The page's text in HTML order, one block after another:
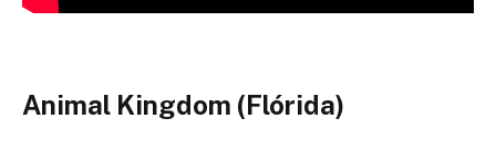
Animal Kingdom (Flórida)